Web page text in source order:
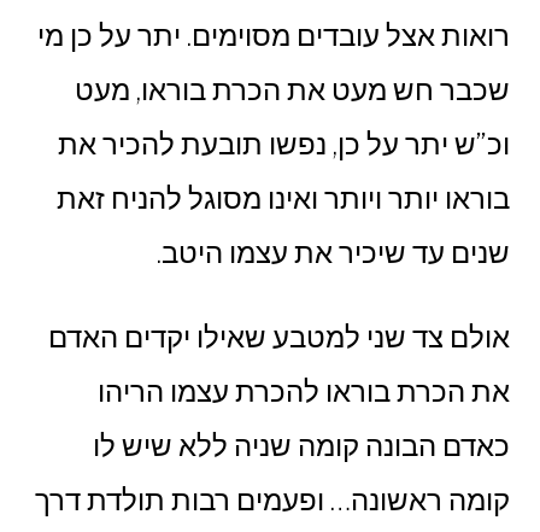
רואות אצל עובדים מסוימים. יתר על כן מי
שכבר חש מעט את הכרת בוראו, מעט
וכ”ש יתר על כן, נפשו תובעת להכיר את
בוראו יותר ויותר ואינו מסוגל להניח זאת
שנים עד שיכיר את עצמו היטב.
אולם צד שני למטבע שאילו יקדים האדם
את הכרת בוראו להכרת עצמו הריהו
כאדם הבונה קומה שניה ללא שיש לו
קומה ראשונה… ופעמים רבות תולדת דרך